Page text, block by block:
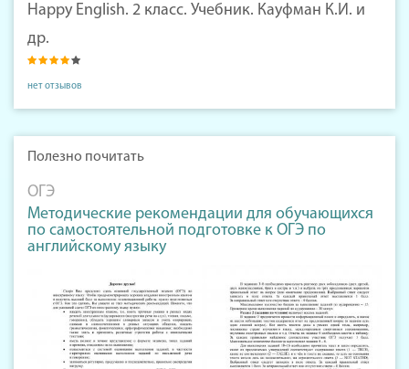
Happy English. 2 класс. Учебник. Кауфман К.И. и
др.
нет отзывов
Полезно почитать
ОГЭ
Методические рекомендации для обучающихся
по самостоятельной подготовке к ОГЭ по
английскому языку